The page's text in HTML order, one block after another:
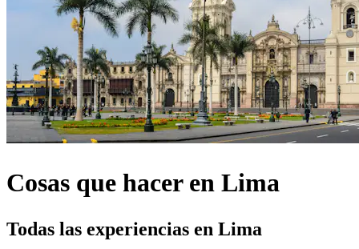
Cosas que hacer en Lima
Todas las experiencias en Lima